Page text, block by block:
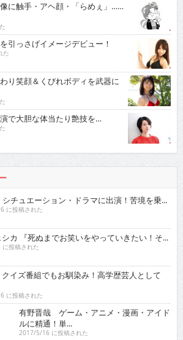
に触手・アヘ顔・「らめぇ」……
っさげイメージデビュー！
た
り笑顔＆くびれボディを武器に
で大胆な体当たり艶技を…
チュエーション・ドラマに出演！苦境を乗...
に投稿された
カ 『死ぬまでお笑いをやっていきたい！そ...
投稿された
イズ番組でもお馴染み！高学歴芸人として
に投稿された
ゲーム・アニメ・漫画・アイドルに精通！
に投稿された